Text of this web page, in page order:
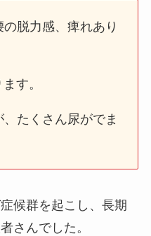
脱力感、痺れあり
す。
たくさん尿がでま
候群を起こし、長期
さんでした。